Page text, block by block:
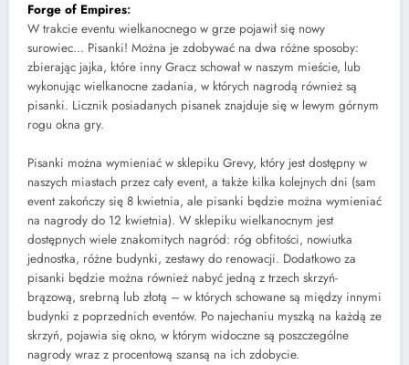
Forge of Empires:
W trakcie eventu wielkanocnego w grze pojawił się nowy
surowiec… Pisanki! Można je zdobywać na dwa różne sposoby:
zbierając jajka, które inny Gracz schował w naszym mieście, lub
wykonując wielkanocne zadania, w których nagrodą również są
pisanki. Licznik posiadanych pisanek znajduje się w lewym górnym
rogu okna gry.
Pisanki można wymieniać w sklepiku Grevy, który jest dostępny w
naszych miastach przez cały event, a także kilka kolejnych dni (sam
event zakończy się 8 kwietnia, ale pisanki będzie można wymieniać
na nagrody do 12 kwietnia). W sklepiku wielkanocnym jest
dostępnych wiele znakomitych nagród: róg obfitości, nowiutka
jednostka, różne budynki, zestawy do renowacji. Dodatkowo za
pisanki będzie można również nabyć jedną z trzech skrzyń-
brązową, srebrną lub złotą – w których schowane są między innymi
budynki z poprzednich eventów. Po najechaniu myszką na każdą ze
skrzyń, pojawia się okno, w którym widoczne są poszczególne
nagrody wraz z procentową szansą na ich zdobycie.